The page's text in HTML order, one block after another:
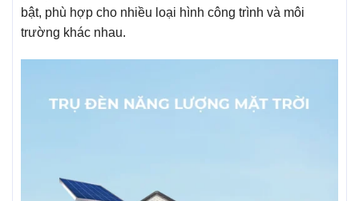
bật, phù hợp cho nhiều loại hình công trình và môi
trường khác nhau.